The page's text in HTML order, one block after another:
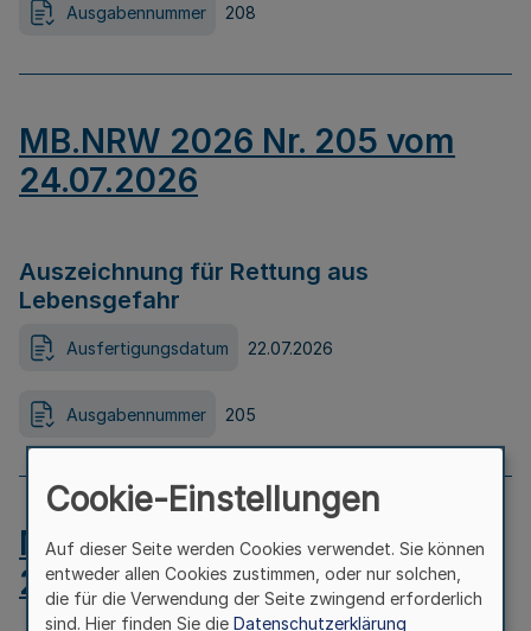
Ausgabennummer 208
MB.NRW 2026 Nr. 205 vom
24.07.2026
Auszeichnung für Rettung aus
Lebensgefahr
Ausfertigungsdatum 22.07.2026
Ausgabennummer 205
MB.NRW 2026 Nr. 204 vom
24.07.2026
Cookie-Einstellungen
Auf dieser Seite werden Cookies verwendet. Sie können
entweder allen Cookies zustimmen, oder nur solchen,
die für die Verwendung der Seite zwingend erforderlich
sind. Hier finden Sie die Datenschutzerklärung